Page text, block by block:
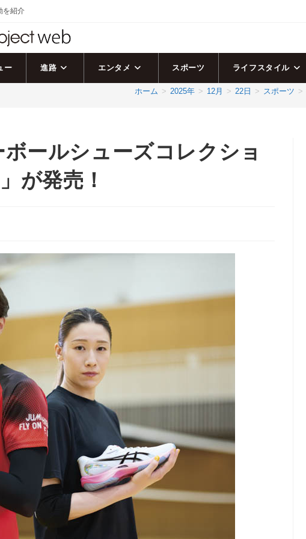
を紹介
ー 進路 エンタメ スポーツ ライフスタイル
ホーム > 2025年 > 12月 > 22日 > スポーツ >
ールシューズコレクショ
が発売！